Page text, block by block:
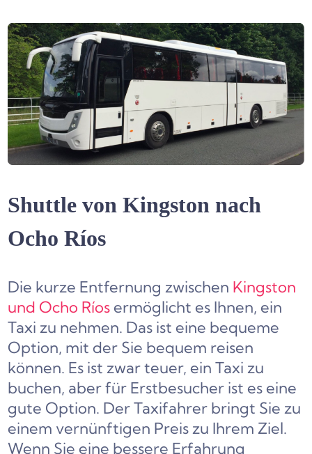
Shuttle von Kingston nach
Ocho Ríos
Die kurze Entfernung zwischen Kingston
und Ocho Ríosermöglicht es Ihnen, ein
Taxi zu nehmen. Das ist eine bequeme
Option, mit der Sie bequem reisen
können. Es ist zwar teuer, ein Taxi zu
buchen, aber für Erstbesucher ist es eine
gute Option. Der Taxifahrer bringt Sie zu
einem vernünftigen Preis zu Ihrem Ziel.
Wenn Sie eine bessere Erfahrung